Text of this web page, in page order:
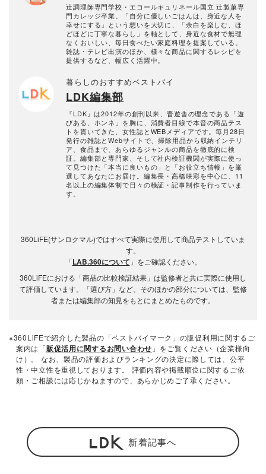
辻調理師専門学校・エコールキュリネール国立 辻製菓専
門カレッジ卒業。「自分に優しいごはんは、身近な人を
幸せにする」という想いを大切に、「余白を楽しむ、ほ
どほどに丁寧な暮らし」を軸として、身近な食材で無理
なくおいしい、毎日食べたい家庭料理を提案している。
雑誌・テレビ出演のほか、様々な商品に関するレシピを
提供するなど、幅広く活躍中。
暮らしのおすすめベストバイ
LDK編集部
『LDK』は2012年の創刊以来、晋遊舎の理念である「遊
びある、ホンネ」を胸に、消費者目線で本音の商品テス
トを貫いてきた、女性誌とWEBメディアです。毎月28日
発行の雑誌とWebサイトで、掃除用品から収納インテリ
ア、食品まで、あらゆるジャンルの商品を徹底的に検
証。編集部と専門家、そして社内検証機関が実際に使っ
て見つけた「本当に良いもの」と「お役立ち情報」を厳
選してあなたにお届け。編集長・高橋咲彩を中心に、11
名以上の編集体制で日々の検証・記事制作を行っていま
す。
360LiFE(サンロクマル)ではすべて実際に使用して商品テストしていま
す。
「LAB.360について 」をご確認ください。
360LiFEにおける「商品の比較検証結果」は監修者と共に実際に使用し
て評価しています。「選び方」など、そのほかの部分については、監修
者または編集部の知見をもとにまとめたものです。
※360LiFEで紹介した製品の「ベストバイマーク」の販促利用に関するご
案内は「販促活用に関するお問い合わせ 」をご覧ください（企業様向
け）。 なお、製品の評価およびランキングの決定に際しては、公平
性・中立性を重視しております。 評価内容や掲載順位に関するご依
頼・ご相談には応じかねますので、あらかじめご了承ください。
新着記事へ